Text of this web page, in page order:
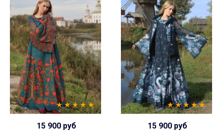
15 900 руб 15 900 руб